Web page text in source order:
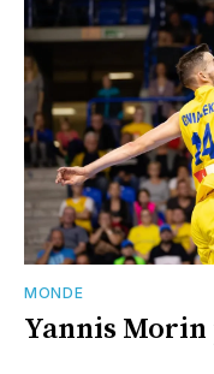
MONDE
Yannis